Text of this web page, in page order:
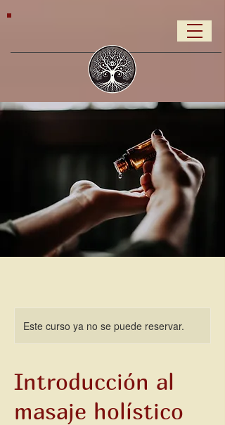
Este curso ya no se puede reservar.
Introducción al
masaje holístico